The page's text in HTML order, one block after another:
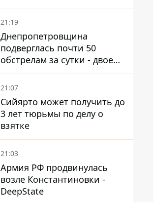
21:19
Днепропетровщина
подверглась почти 50
обстрелам за сутки - двое
погибших, шесть
пострадавших
21:07
Сийярто может получить до
3 лет тюрьмы по делу о
взятке
21:03
Армия РФ продвинулась
возле Константиновки -
DeepState